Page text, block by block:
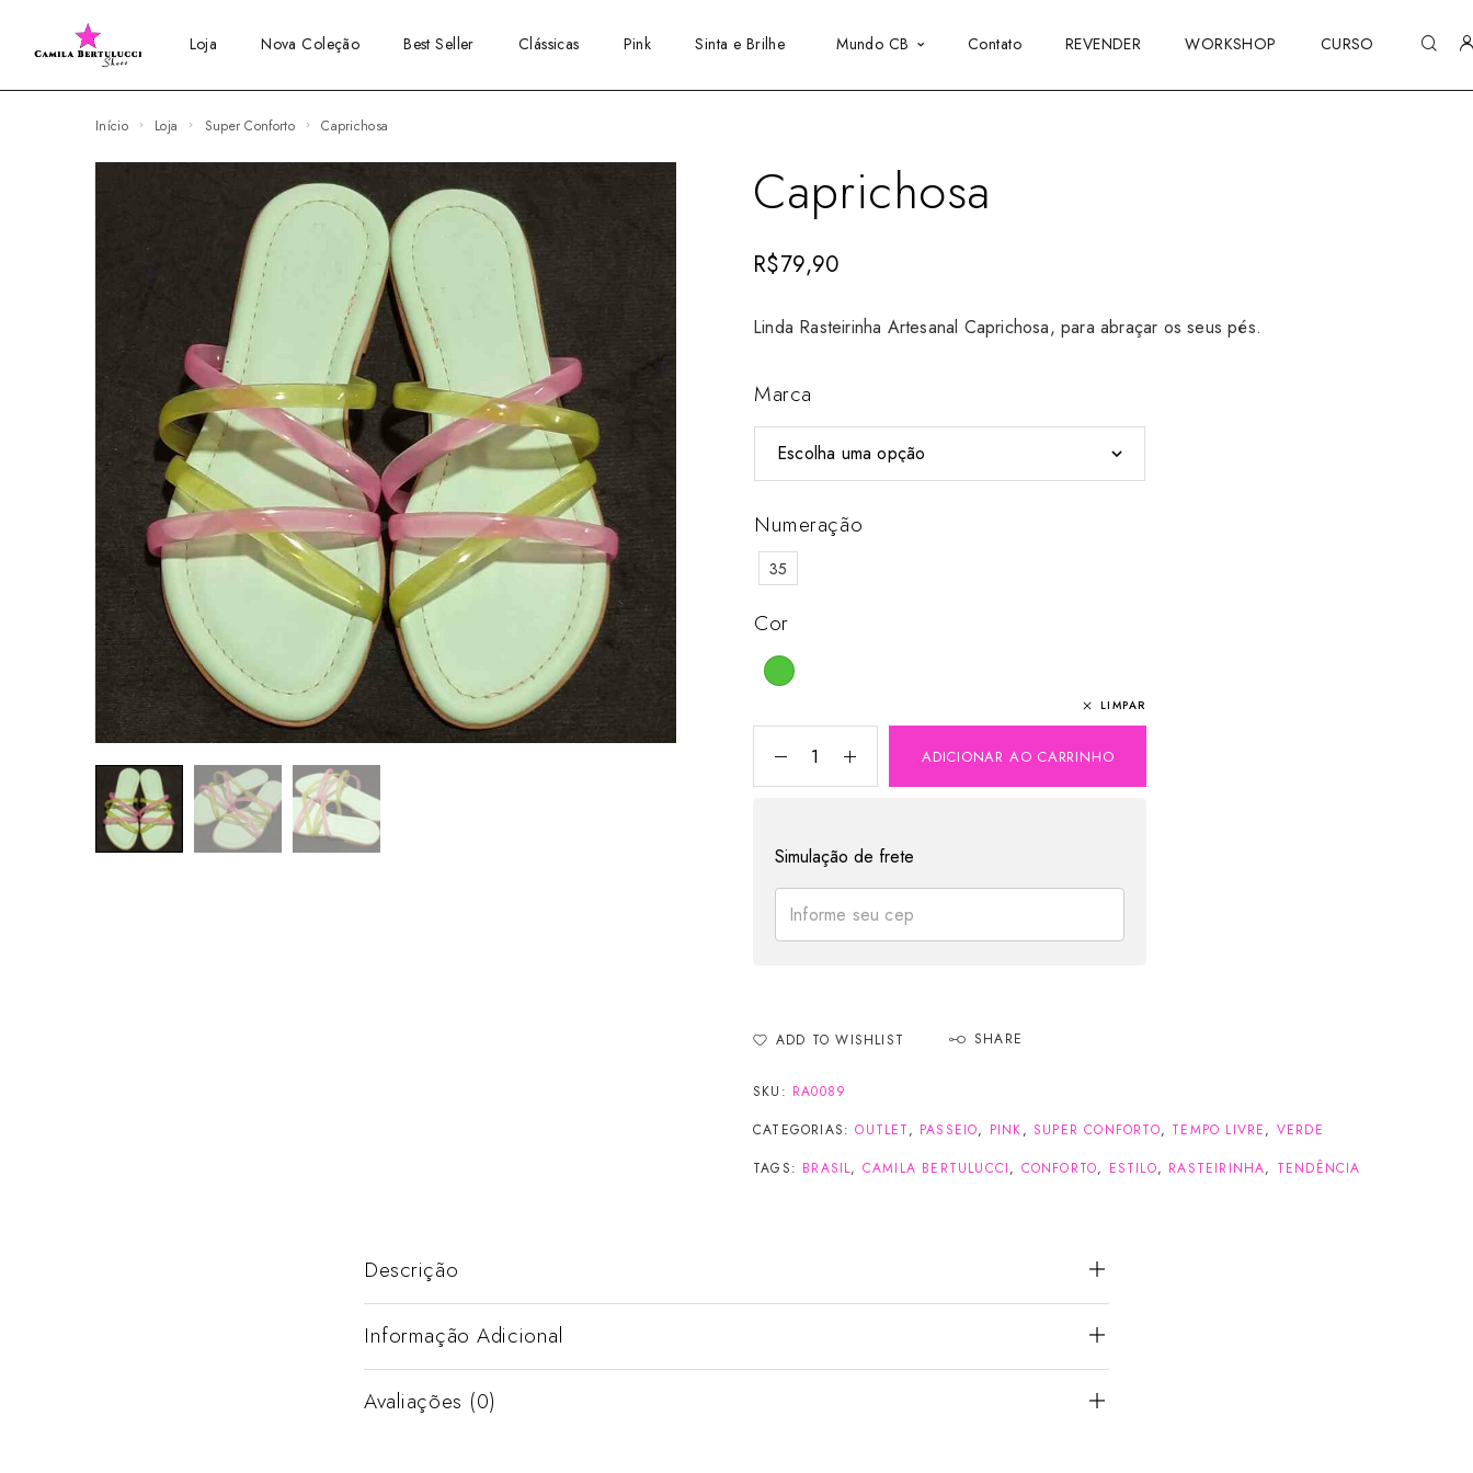
Loja Nova Coleção Best Seller Clássicas Pink Sinta e Brilhe Mundo CB Contato REVENDER WORKSHOP CURSO
Início Loja Super Conforto Caprichosa
Caprichosa
R$79,90
Linda Rasteirinha Artesanal Caprichosa, para abraçar os seus pés.
Marca
Numeração
35
Cor
LIMPAR
ADICIONAR AO CARRINHO
Simulação de frete
ADD TO WISHLIST SHARE
SKU: RA0089
CATEGORIAS:OUTLET, PASSEIO, PINK,SUPER CONFORTO, TEMPO LIVRE, VERDE
TAGS: BRASIL, CAMILA BERTULUCCI, CONFORTO, ESTILO, RASTEIRINHA, TENDÊNCIA
Descrição
Informação Adicional
Avaliações (0)